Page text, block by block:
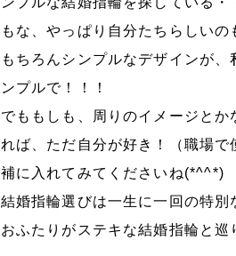
もな、やっぱり自分たちらしい
もちろんシンプルなデザインが
ンプルで！！！
でももしも、周りのイメージと
れば、ただ自分が好き！（職場
補に入れてみてくださいね(*^^*)
結婚指輪選びは一生に一回の特別
おふたりがステキな結婚指輪と巡